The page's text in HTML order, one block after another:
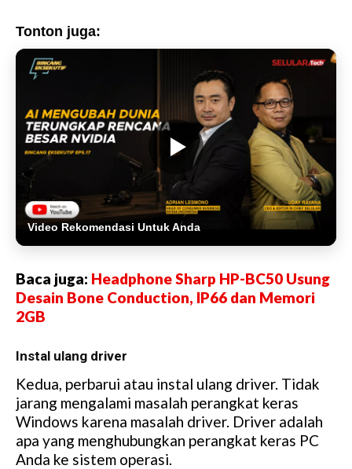
Tonton juga:
Video Rekomendasi Untuk Anda
Baca juga: Headphone Sharp HP-BC50 Usung
Desain Bone Conduction, IP66 dan Memori
2GB
Instal ulang driver
Kedua, perbarui atau instal ulang driver. Tidak
jarang mengalami masalah perangkat keras
Windows karena masalah driver. Driver adalah
apa yang menghubungkan perangkat keras PC
Anda ke sistem operasi.